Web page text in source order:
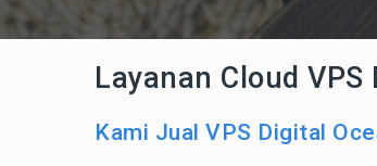
Layanan Cloud
Kami Jual VPS Digital